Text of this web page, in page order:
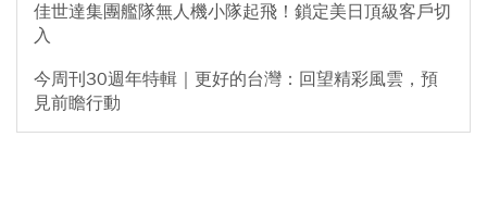
佳世達集團艦隊無人機小隊起飛！鎖定美日頂級客戶切
入
今周刊30週年特輯｜更好的台灣：回望精彩風雲，預
見前瞻行動